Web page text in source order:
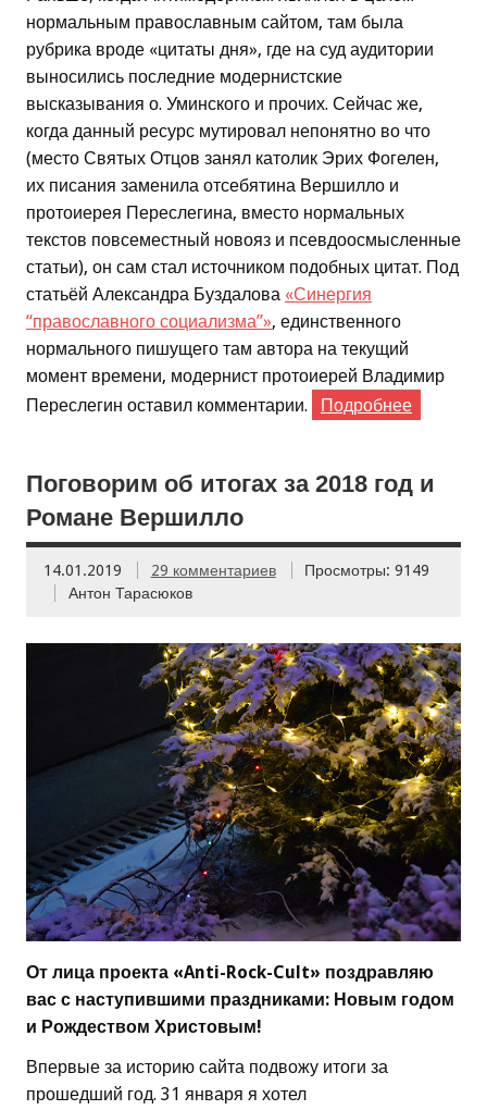
нормальным православным сайтом, там была
рубрика вроде «цитаты дня», где на суд аудитории
выносились последние модернистские
высказывания о. Уминского и прочих. Сейчас же,
когда данный ресурс мутировал непонятно во что
(место Святых Отцов занял католик Эрих Фогелен,
их писания заменила отсебятина Вершилло и
протоиерея Переслегина, вместо нормальных
текстов повсеместный новояз и псевдоосмысленные
статьи), он сам стал источником подобных цитат. Под
статьёй Александра Буздалова «Синергия
“православного социализма”», единственного
нормального пишущего там автора на текущий
момент времени, модернист протоиерей Владимир
Переслегин оставил комментарии.
Подробнее
Поговорим об итогах за 2018 год и
Романе Вершилло
14.01.2019 29 комментариев
Просмотры: 9149
Антон Тарасюков
От лица проекта «Anti-Rock-Cult» поздравляю
вас с наступившими праздниками: Новым годом
и Рождеством Христовым!
Впервые за историю сайта подвожу итоги за
прошедший год. 31 января я хотел